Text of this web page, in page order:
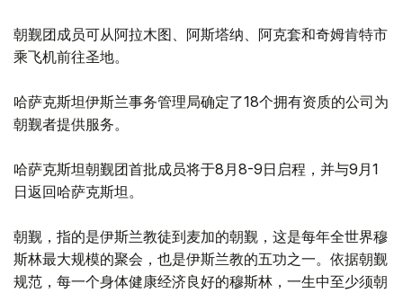
朝觐团成员可从阿拉木图、阿斯塔纳、阿克套和奇姆肯特市
乘飞机前往圣地。
哈萨克斯坦伊斯兰事务管理局确定了18个拥有资质的公司为
朝觐者提供服务。
哈萨克斯坦朝觐团首批成员将于8月8-9日启程，并与9月1
日返回哈萨克斯坦。
朝觐，指的是伊斯兰教徒到麦加的朝觐，这是每年全世界穆
斯林最大规模的聚会，也是伊斯兰教的五功之一。依据朝觐
规范，每一个身体健康经济良好的穆斯林，一生中至少须朝